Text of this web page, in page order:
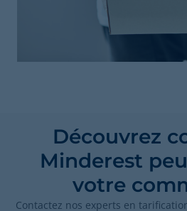
Découvrez
Minderest
votre
Contactez nos experts en